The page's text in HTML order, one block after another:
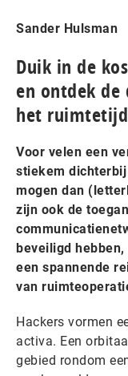
Sander Hulsman
Duik in de
en ontdek
het
Voor velen een
stiekem
mogen dan
zijn ook de
beveiligd
een spannende
van
Hackers vormen
activa. Een
gebied rondom